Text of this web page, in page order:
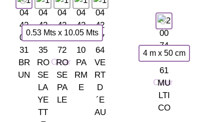
0.53 Mts x 10.05 Mts
Clear
4 m x 50 cm
Clear